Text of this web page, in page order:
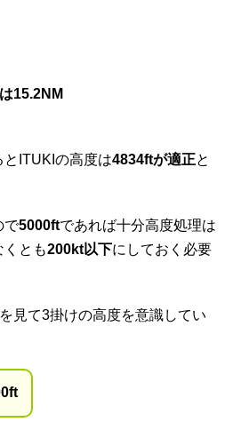
15.2NM
とITUKIの高度は4834ftが適正と
で5000ftであれば十分高度処理は
とも200kt以下にしておく必要
見て3掛けの高度を意識してい